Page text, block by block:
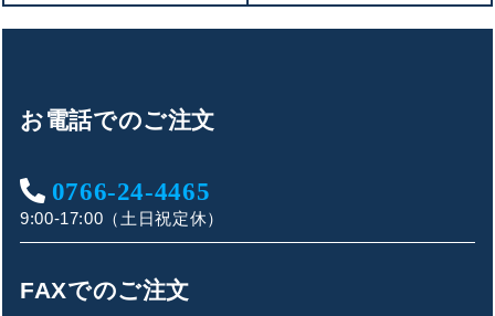
お電話でのご注文
0766-24-4465
9:00-17:00（土日祝定休）
FAXでのご注文